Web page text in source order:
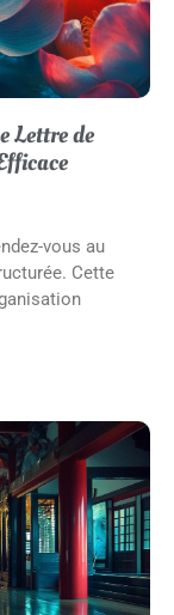
Lettre de
vous au
Cette